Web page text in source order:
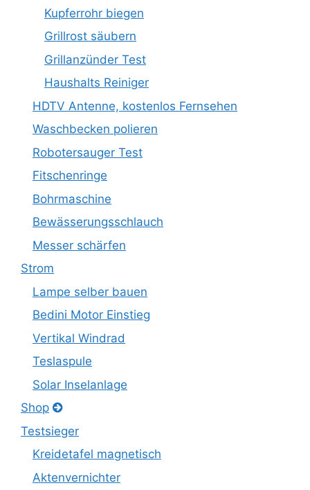
Kupferrohr biegen
Grillrost säubern
Grillanzünder Test
Haushalts Reiniger
HDTV Antenne, kostenlos Fernsehen
Waschbecken polieren
Robotersauger Test
Fitschenringe
Bohrmaschine
Bewässerungsschlauch
Messer schärfen
Strom
Lampe selber bauen
Bedini Motor Einstieg
Vertikal Windrad
Teslaspule
Solar Inselanlage
Shop
Testsieger
Kreidetafel magnetisch
Aktenvernichter